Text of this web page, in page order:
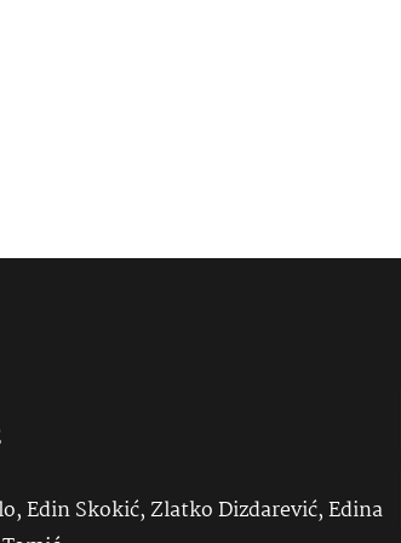
Edin Skokić, Zlatko Dizdarević, Edina